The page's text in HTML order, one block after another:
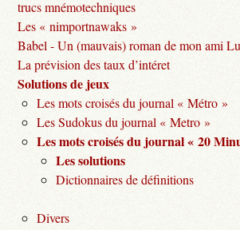
trucs mnémotechniques
Les « nimportnawaks »
Babel - Un (mauvais) roman de mon ami
La prévision des taux d’intéret
Solutions de jeux
Les mots croisés du journal « Métro »
Les Sudokus du journal « Metro »
Les mots croisés du journal « 20
Les solutions
Dictionnaires de définitions
Divers